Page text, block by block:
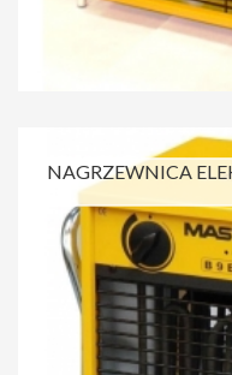
NAGRZEWNICA